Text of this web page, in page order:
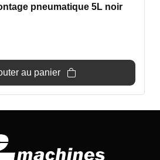
pneumatique 5L noir
au panier